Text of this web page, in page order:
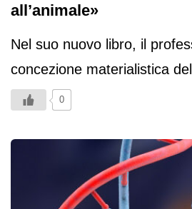
all’animale»
Nel suo nuovo libro, il
concezione materialistica
0